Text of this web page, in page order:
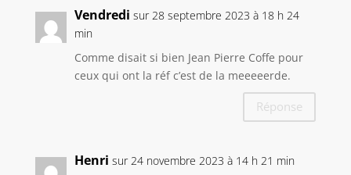
Vendredi sur 28 septembre 2023 à 18 h 24
min
Comme disait si bien Jean Pierre Coffe pour
ceux qui ont la réf c’est de la meeeeerde.
Réponse
Henri sur 24 novembre 2023 à 14 h 21 min